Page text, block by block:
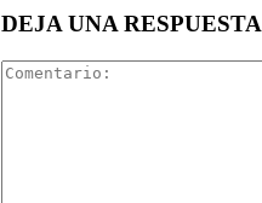
DEJA UNA RESPUESTA